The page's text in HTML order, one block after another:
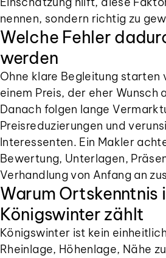
nennen, sondern richtig zu
Welche Fehler
werden
Ohne klare Begleitung starten
einem Preis, der eher Wunsch
Danach folgen lange
Preisreduzierungen und
Interessenten. Ein Makler
Bewertung, Unterlagen,
Verhandlung von Anfang an
Warum Ortskenntnis
Königswinter zählt
Königswinter ist kein
Rheinlage, Höhenlage, Nähe